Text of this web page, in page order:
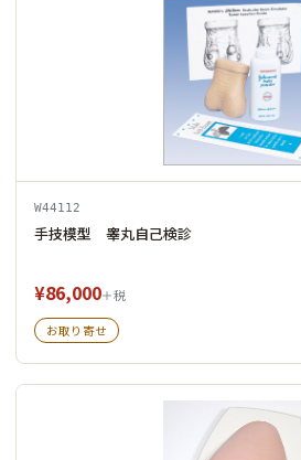
W44112
手技模型 睾丸自己検診
¥86,000＋税
お取り寄せ